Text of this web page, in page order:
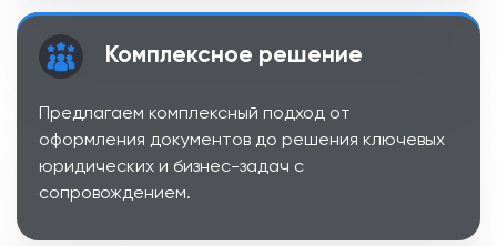
Комплексное решение
Предлагаем комплексный подход от
оформления документов до решения ключевых
юридических и бизнес-задач с
сопровождением.